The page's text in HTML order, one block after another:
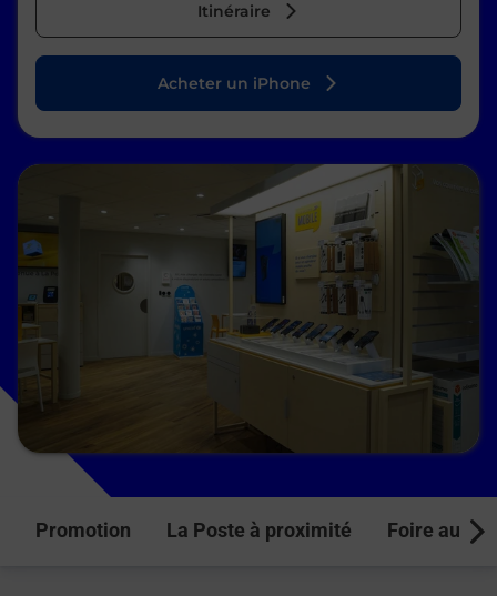
Itinéraire
Acheter un iPhone
Promotion La Poste à proximité Foire aux